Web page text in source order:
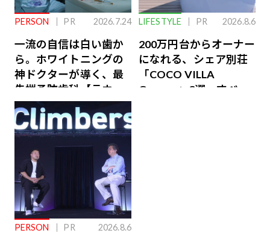
PERSON PR 2026.7.24
一流の自信は白い歯か
ら。ホワイトニングの
神ドクターが導く、最
先端予防歯科【ラウン
ジ会員特典あり】
LIFESTYLE PR 2026.8.6
200万円台からオーナー
になれる、シェア別荘
「COCO VILLA
Owners」3選。すべて
PERSON PR 2026.8.6